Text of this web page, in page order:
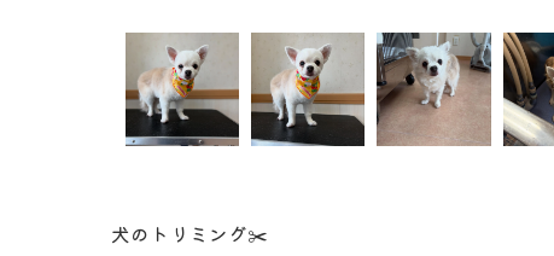
犬のトリミング✂️